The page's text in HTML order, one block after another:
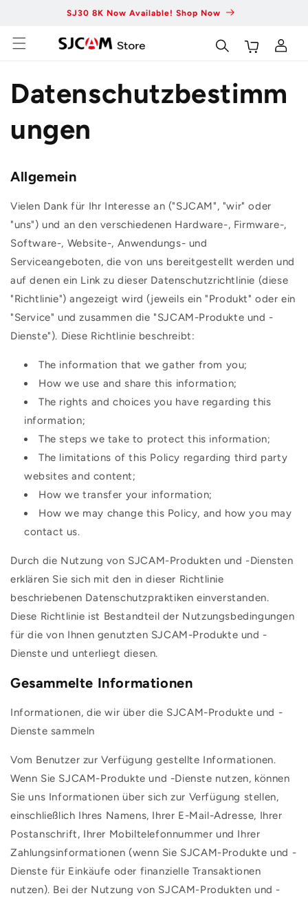
SJ30 8K Now Available! Shop Now
WagenEinloggen
Datenschutzbestimm
ungen
Allgemein
Vielen Dank für Ihr Interesse an ("SJCAM", "wir" oder
"uns") und an den verschiedenen Hardware-, Firmware-,
Software-, Website-, Anwendungs- und
Serviceangeboten, die von uns bereitgestellt werden und
auf denen ein Link zu dieser Datenschutzrichtlinie (diese
"Richtlinie") angezeigt wird (jeweils ein "Produkt" oder ein
"Service" und zusammen die "SJCAM-Produkte und -
Dienste"). Diese Richtlinie beschreibt:
The information that we gather from you;
How we use and share this information;
The rights and choices you have regarding this
information;
The steps we take to protect this information;
The limitations of this Policy regarding third party
websites and content;
How we transfer your information;
How we may change this Policy, and how you may
contact us.
Durch die Nutzung von SJCAM-Produkten und -Diensten
erklären Sie sich mit den in dieser Richtlinie
beschriebenen Datenschutzpraktiken einverstanden.
Diese Richtlinie ist Bestandteil der Nutzungsbedingungen
für die von Ihnen genutzten SJCAM-Produkte und -
Dienste und unterliegt diesen.
Gesammelte Informationen
Informationen, die wir über die SJCAM-Produkte und -
Dienste sammeln
Vom Benutzer zur Verfügung gestellte Informationen.
Wenn Sie SJCAM-Produkte und -Dienste nutzen, können
Sie uns Informationen über sich zur Verfügung stellen,
einschließlich Ihres Namens, Ihrer E-Mail-Adresse, Ihrer
Postanschrift, Ihrer Mobiltelefonnummer und Ihrer
Zahlungsinformationen (wenn Sie SJCAM-Produkte und -
Dienste für Einkäufe oder finanzielle Transaktionen
nutzen). Bei der Nutzung von SJCAM-Produkten und -